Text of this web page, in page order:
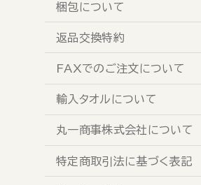
梱包について
返品交換特約
FAXでのご注文について
輸入タオルについて
丸一商事株式会社について
特定商取引法に基づく表記